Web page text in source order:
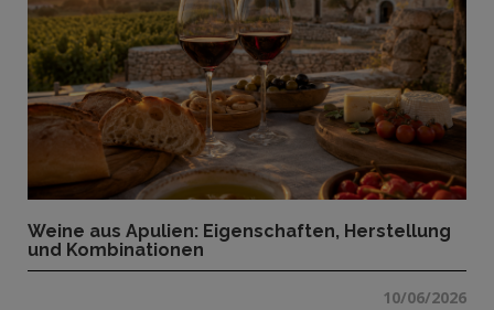
Weine aus Apulien: Eigenschaften, Herstellung
und Kombinationen
10/06/2026